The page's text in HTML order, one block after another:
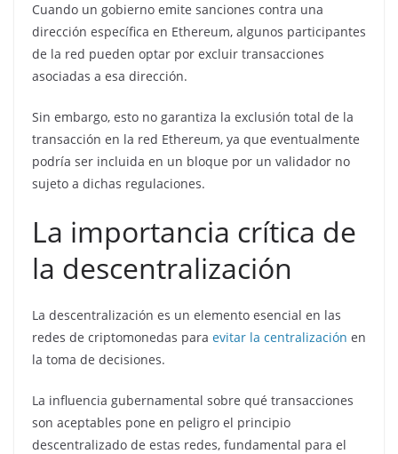
Cuando un gobierno emite sanciones contra una
dirección específica en Ethereum, algunos participantes
de la red pueden optar por excluir transacciones
asociadas a esa dirección.
Sin embargo, esto no garantiza la exclusión total de la
transacción en la red Ethereum, ya que eventualmente
podría ser incluida en un bloque por un validador no
sujeto a dichas regulaciones.
La importancia crítica de
la descentralización
La descentralización es un elemento esencial en las
redes de criptomonedas para evitar la centralización en
la toma de decisiones.
La influencia gubernamental sobre qué transacciones
son aceptables pone en peligro el principio
descentralizado de estas redes, fundamental para el